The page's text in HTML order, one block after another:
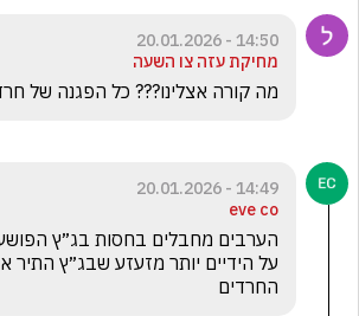
14:50 - 20.01.2026
מחיקת עזה צו השעה
מה קורה אצלינו??? כל הפגנה של
14:49 - 20.01.2026
eve co
החרדים